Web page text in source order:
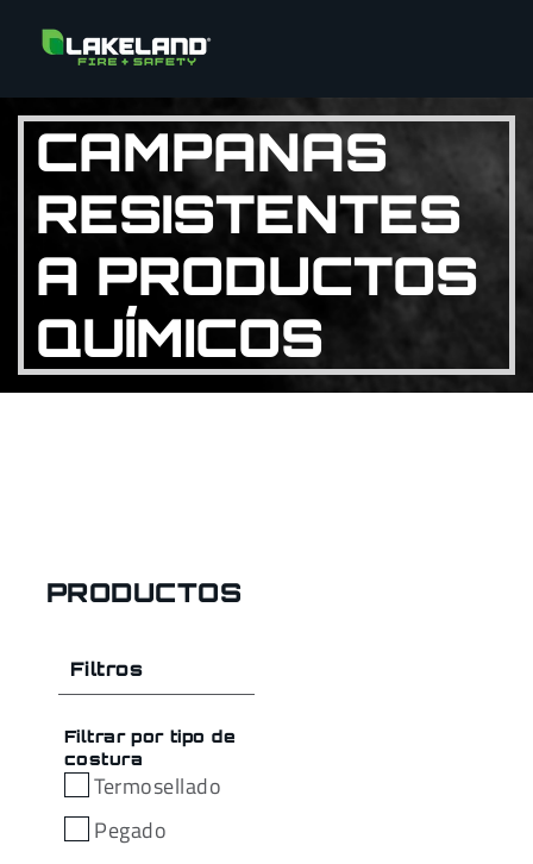
CAMPANAS
RESISTENTES
A PRODUCTOS
QUÍMICOS
PRODUCTOS
Filtros
Filtrar por tipo de
costura
Termosellado
Pegado